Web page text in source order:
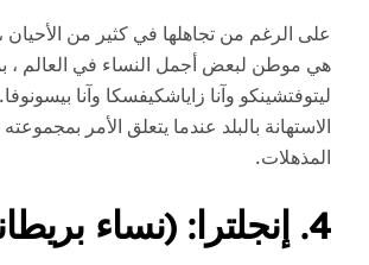
على الرغم من تجاهلها في كثير من الأحيان ،
هي موطن لبعض أجمل النساء في العالم ،
ليتوفتشينكو وآنا زاياشكيفسكا وآنا
الاستهانة بالبلد عندما يتعلق الأمر
المذهلات.
4. إنجلترا: (نساء بريطانيات)